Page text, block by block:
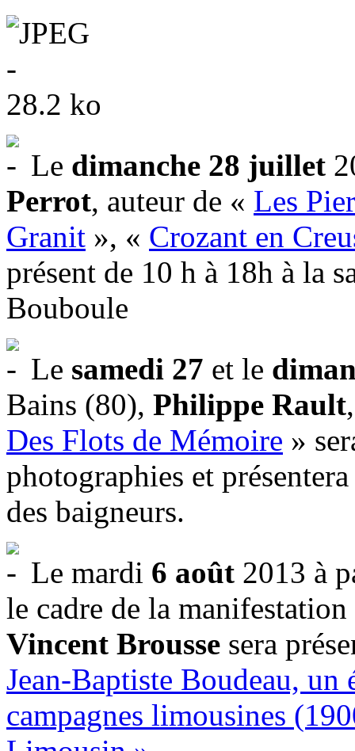
Le dimanche 28 juillet
Perrot, auteur de « Les
Granit », « Crozant en
présent de 10 h à 18h à la
Bouboule
Le samedi 27 et le
Bains (80), Philippe Rault
Des Flots de Mémoire »
photographies et
des baigneurs.
Le mardi 6 août 2013 à
le cadre de la
Vincent Brousse sera
Jean-Baptiste Boudeau, un
campagnes limousines